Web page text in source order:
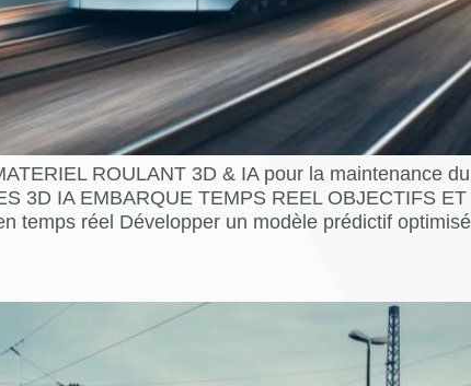
ROULANT 3D & IA pour la maintenance
3D IA EMBARQUE TEMPS REEL OBJECTIFS
temps réel Développer un modèle prédictif